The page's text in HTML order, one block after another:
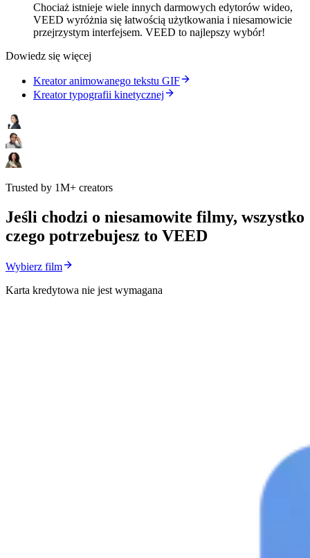
Chociaż istnieje wiele innych darmowych edytorów wideo,
VEED wyróżnia się łatwością użytkowania i niesamowicie
przejrzystym interfejsem. VEED to najlepszy wybór!
Dowiedz się więcej
Kreator animowanego tekstu GIF
Kreator typografii kinetycznej
Trusted by 1M+ creators
Jeśli chodzi o niesamowite filmy, wszystko
czego potrzebujesz to VEED
Wybierz film
Karta kredytowa nie jest wymagana